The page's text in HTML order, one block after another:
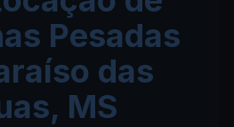
Pesadas
das
MS